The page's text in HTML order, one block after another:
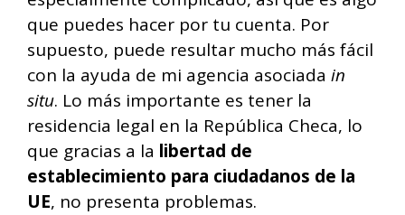
que puedes hacer por tu cuenta. Por
supuesto, puede resultar mucho más fácil
con la ayuda de mi agencia asociada in
situ. Lo más importante es tener la
residencia legal en la República Checa, lo
que gracias a la libertad de
establecimiento para ciudadanos de la
UE, no presenta problemas.